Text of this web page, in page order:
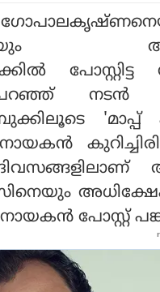
പോസ്റ്റിട്ട
നടൻ
'മാപ്പ്
പോസ്റ്റ്